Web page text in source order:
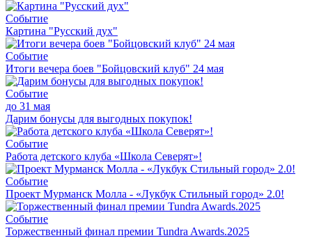
Событие
Картина "Русский дух"
Событие
Итоги вечера боев "Бойцовский клуб" 24 мая
Событие
до 31 мая
Дарим бонусы для выгодных покупок!
Событие
Работа детского клуба «Школа Северят»!
Событие
Проект Мурманск Молла - «Лукбук Стильный город» 2.0!
Событие
Торжественный финал премии Tundra Awards.2025